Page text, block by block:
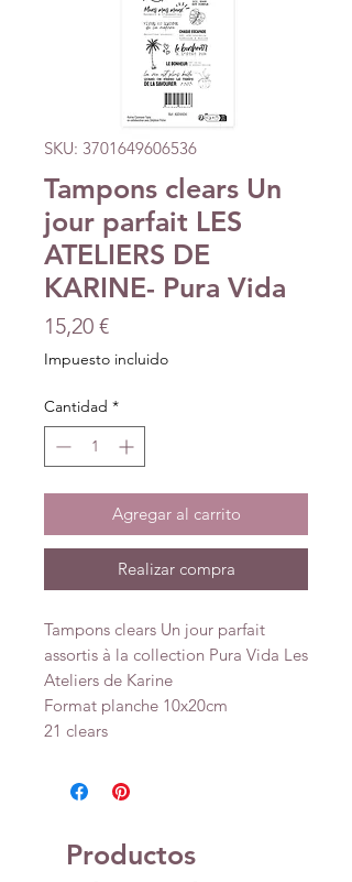
SKU: 3701649606536
Tampons clears Un
jour parfait LES
ATELIERS DE
KARINE- Pura Vida
15,20 €Precio
Impuesto incluido
Cantidad *
Agregar al carrito
Realizar compra
Tampons clears Un jour parfait
assortis à la collection Pura Vida Les
Ateliers de Karine
Format planche 10x20cm
21 clears
Productos